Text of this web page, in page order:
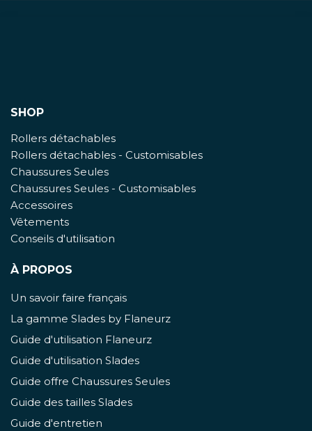
SHOP
Rollers détachables
Rollers détachables - Customisables
Chaussures Seules
Chaussures Seules - Customisables
Accessoires
Vêtements
Conseils d'utilisation
À PROPOS
Un savoir faire français
La gamme Slades by Flaneurz
Guide d'utilisation Flaneurz
Guide d'utilisation Slades
Guide offre Chaussures Seules
Guide des tailles Slades
Guide d'entretien